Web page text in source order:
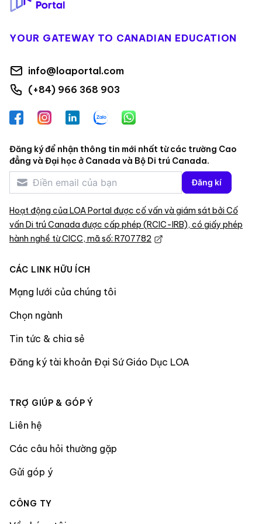
YOUR GATEWAY TO CANADIAN EDUCATION
info@loaportal.com
(+84) 966 368 903
FacebookInstagramLinkedInZalo WhatsApp
Đăng ký để nhận thông tin mới nhất từ các trường Cao
đẳng và Đại học ở Canada và Bộ Di trú Canada.
Đăng kí
Hoạt động của LOA Portal được cố vấn và giám sát bởi Cố
vấn Di trú Canada được cấp phép (RCIC-IRB), có giấy phép
hành nghề từ CICC, mã số: R707782
CÁC LINK HỮU ÍCH
Mạng lưới của chúng tôi
Chọn ngành
Tin tức & chia sẻ
Đăng ký tài khoản Đại Sứ Giáo Dục LOA
TRỢ GIÚP & GÓP Ý
Liên hệ
Các câu hỏi thường gặp
Gửi góp ý
CÔNG TY